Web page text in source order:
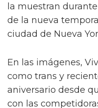
la muestran
de la nueva
ciudad de Nueva
En las imágenes,
como trans y
aniversario desde
con las